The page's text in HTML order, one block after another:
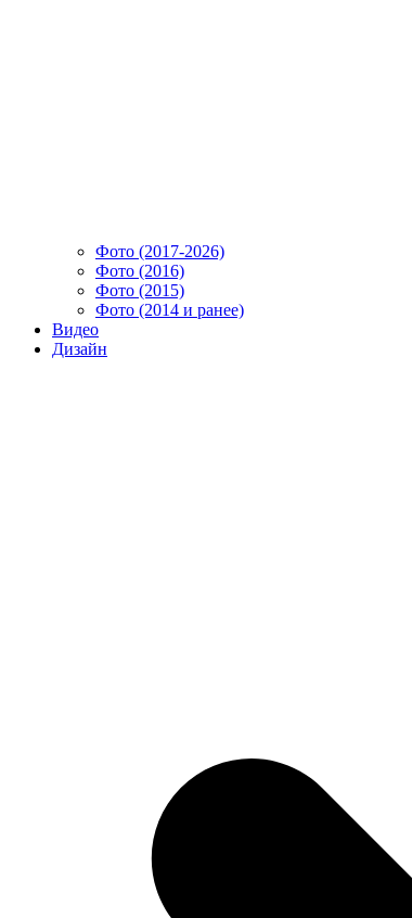
Фото (2017-2026)
Фото (2016)
Фото (2015)
Фото (2014 и ранее)
Видео
Дизайн